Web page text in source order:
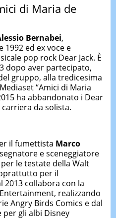
di Maria de
Bernabei,
ed ex voce e
pop rock Dear Jack. È
dopo aver partecipato,
gruppo, alla tredicesima
“Amici di Maria
ha abbandonato i Dear
da solista.
il fumettista Marco
e sceneggiatore
le testate della Walt
per il
2013 collabora con la
realizzando
Angry Birds Comics e dal
per gli albi Disney